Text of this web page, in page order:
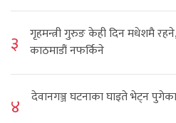
३
गृहमन्त्री गुरुङ केही दिन मधेशमै
काठमाडौं नफर्किने
४ देवानगञ्ज घटनाका घाइते भेट्न पुगेका